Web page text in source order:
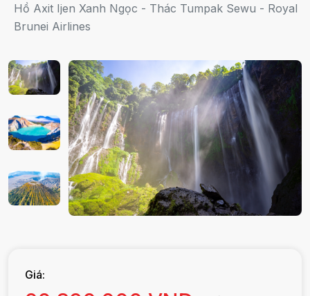
Hồ Axit Ijen Xanh Ngọc - Thác Tumpak Sewu - Royal
Brunei Airlines
Giá: